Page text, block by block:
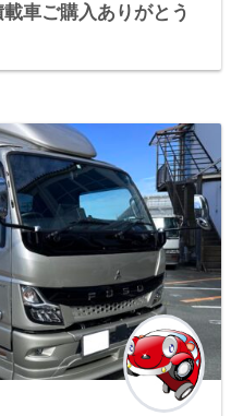
車ご購入ありがとう